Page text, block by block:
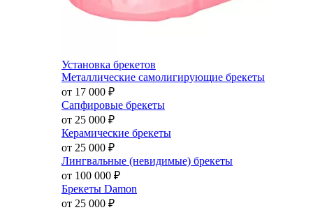
Установка брекетов
Металлические самолигирующие брекеты
от 17 000 ₽
Сапфировые брекеты
от 25 000 ₽
Керамические брекеты
от 25 000 ₽
Лингвальные (невидимые) брекеты
от 100 000 ₽
Брекеты Damon
от 25 000 ₽